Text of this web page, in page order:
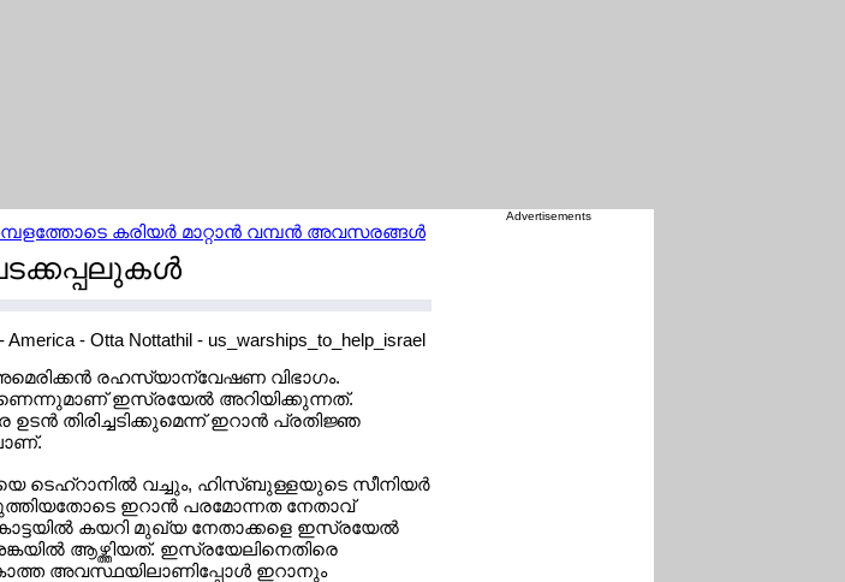
കരിയര്‍ മാറ്റാന്‍ വമ്പന്‍ അവസരങ്ങള്‍
രഹസ്യാന്വേഷണ വിഭാഗം.
ഇസ്രയേല്‍ അറിയിക്കുന്നത്.
തിരിച്ചടിക്കുമെന്ന് ഇറാന്‍ പ്രതിജ്ഞ
ടെഹ്റാനില്‍ വച്ചും, ഹിസ്ബുള്ളയുടെ സീനിയര്‍
ഇറാന്‍ പരമോന്നത നേതാവ്
കയറി മുഖ്യ നേതാക്കളെ ഇസ്രയേല്‍
ആഴ്ത്തിയത്. ഇസ്രയേലിനെതിരെ
അവസ്ഥയിലാണിപ്പോള്‍ ഇറാനും
Advertisements